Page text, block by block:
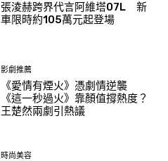
張淩赫跨界代言阿維塔07L 新
車限時約105萬元起登場
影劇推薦
《愛情有煙火》憑劇情逆襲
《這一秒過火》靠顏值撐熱度？
王楚然兩劇引熱議
時尚美容